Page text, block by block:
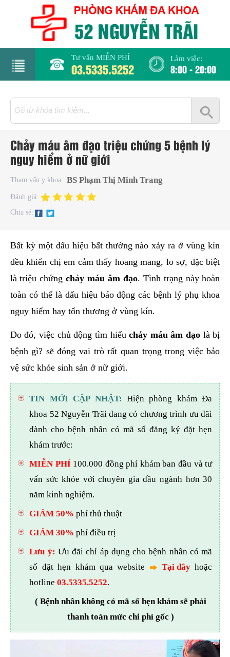
Tư vấn MIỄN PHÍ
03.5335.5252
Làm việc:
8:00 - 20:00
Chảy máu âm đạo triệu chứng 5 bệnh lý
nguy hiểm ở nữ giới
Tham vấn y khoa: BS Phạm Thị Minh Trang
Đánh giá:
Chia sẻ:
Bất kỳ một dấu hiệu bất thường nào xảy ra ở vùng kín
đều khiến chị em cảm thấy hoang mang, lo sợ, đặc biệt
là triệu chứngchảy máu âm đạo. Tình trạng này hoàn
toàn có thể là dấu hiệu báo động các bệnh lý phụ khoa
nguy hiểm hay tổn thương ở vùng kín.
Do đó, việc chủ động tìm hiểuchảy máu âm đạo là bị
bệnh gì? sẽ đóng vai trò rất quan trọng trong việc bảo
vệ sức khỏe sinh sản ở nữ giới.
TIN MỚI CẬP NHẬT: Hiện phòng khám Đa
khoa 52 Nguyễn Trãi đang có chương trình ưu đãi
dành cho bệnh nhân có mã số đăng ký đặt hẹn
khám trước:
MIỄN PHÍ 100.000 đồng phí khám ban đầu và tư
vấn sức khỏe với chuyên gia đầu ngành hơn 30
năm kinh nghiệm.
GIẢM 50% phí thủ thuật
GIẢM 30% phí điều trị
Lưu ý: Ưu đãi chỉ áp dụng cho bệnh nhân có mã
số đặt hẹn khám qua website
Tại đâyhoặc
hotline03.5335.5252.
( Bệnh nhân không có mã số hẹn khám sẽ phải
thanh toán mức chi phí gốc )